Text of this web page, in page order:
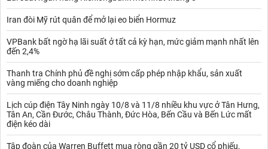
Iran đòi Mỹ rút quân để mở lại eo biển Hormuz
VPBank bất ngờ hạ lãi suất ở tất cả kỳ hạn, mức giảm mạnh nhất lên
đến 2,4%
Thanh tra Chính phủ đề nghị sớm cấp phép nhập khẩu, sản xuất
vàng miếng cho doanh nghiệp
Lịch cúp điện Tây Ninh ngày 10/8 và 11/8 nhiều khu vực ở Tân Hưng,
Tân An, Cần Đước, Châu Thành, Đức Hòa, Bến Cầu và Bến Lức mất
điện kéo dài
Tập đoàn của Warren Buffett mua ròng gần 20 tỷ USD cổ phiếu,